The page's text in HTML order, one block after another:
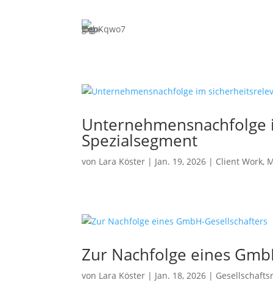
ESOP/
and-
Spezialsegment
von Lara Köster | Jan. 19, 2026 | Client Work,
Zur Nachfolge eines
von Lara Köster | Jan. 18, 2026 |